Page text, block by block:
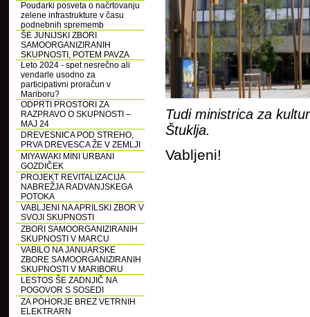
Poudarki posveta o načrtovanju
zelene infrastrukture v času
podnebnih sprememb
ŠE JUNIJSKI ZBORI
SAMOORGANIZIRANIH
SKUPNOSTI, POTEM PAVZA
Leto 2024 - spet nesrečno ali
vendarle usodno za
participativni proračun v
Mariboru?
ODPRTI PROSTORI ZA
RAZPRAVO O SKUPNOSTI –
MAJ 24
DREVESNICA POD STREHO,
PRVA DREVESCA ŽE V ZEMLJI
MIYAWAKI MINI URBANI
GOZDIČEK
PROJEKT REVITALIZACIJA
NABREŽJA RADVANJSKEGA
POTOKA
VABLJENI NA APRILSKI ZBOR V
SVOJI SKUPNOSTI
ZBORI SAMOORGANIZIRANIH
SKUPNOSTI V MARCU
VABILO NA JANUARSKE
ZBORE SAMOORGANIZIRANIH
SKUPNOSTI V MARIBORU
LESTOS ŠE ZADNJIČ NA
POGOVOR S SOSEDI
ZA POHORJE BREZ VETRNIH
ELEKTRARN
Tudi ministrica za
Štuklja.
Vabljeni!